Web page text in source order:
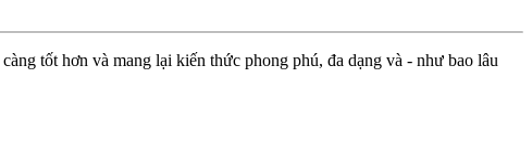
tốt hơn và mang lại kiến thức phong phú, đa dạng và - như bao lâu